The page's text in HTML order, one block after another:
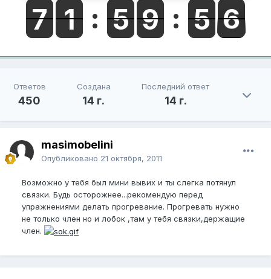
Ответов
450
Создана
14 г.
Последний ответ
14 г.
masimobelini
Опубликовано 21 октября, 2011
Возможно у тебя был мини вывих и ты слегка потянул
связки. Будь осторожнее...рекомендую перед
упражнениями делать прогревание. Прогревать нужно
не только член но и лобок ,там у тебя связки,держащие
член.